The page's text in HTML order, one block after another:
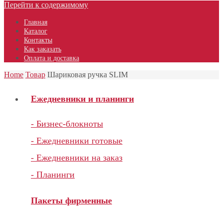
Перейти к содержимому
Главная
Каталог
Контакты
Как заказать
Оплата и доставка
Home Товар Шариковая ручка SLIM
Ежедневники и планинги
- Бизнес-блокноты
- Ежедневники готовые
- Ежедневники на заказ
- Планинги
Пакеты фирменные